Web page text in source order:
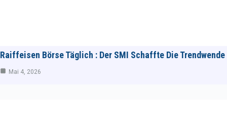
Raiffeisen Börse Täglich : Der SMI Schaffte Die Trendwende
Mai 4, 2026